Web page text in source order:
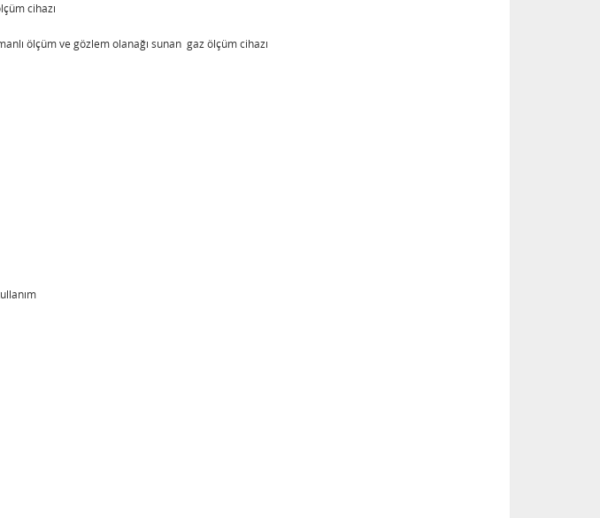
cihazı
ölçüm ve gözlem olanağı sunan gaz ölçüm cihazı